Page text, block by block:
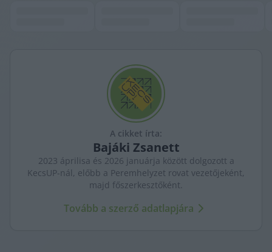
A cikket írta:
Bajáki Zsanett
2023 áprilisa és 2026 januárja között dolgozott a
KecsUP-nál, előbb a Peremhelyzet rovat vezetőjeként,
majd főszerkesztőként.
Tovább a szerző adatlapjára